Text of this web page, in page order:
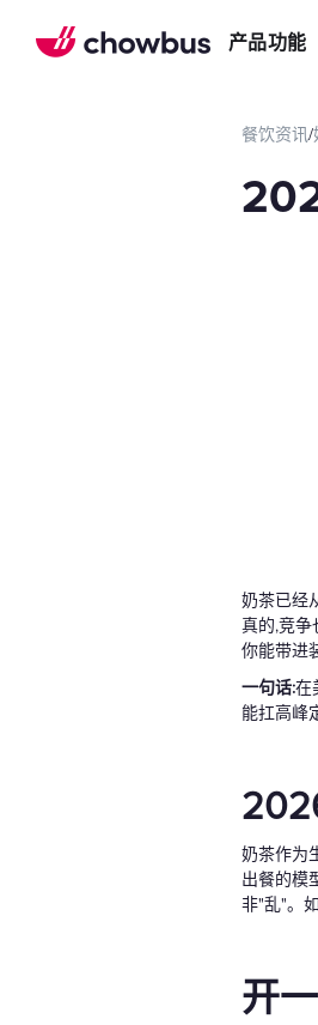
产品功能
面包店增加收入
切换到Chowbus
长期推荐，轻松赚钱
餐饮资讯/
奶茶已经
真的,竞
你能带进
一句话:在
能扛高峰
奶茶作为
出餐的模
非"乱"。
开